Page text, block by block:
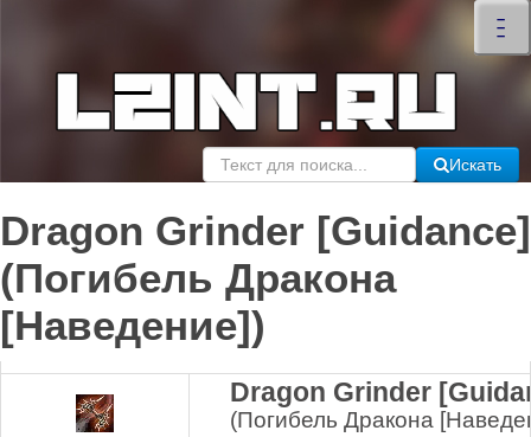
–
–
–
×
Искать
Dragon Grinder [Guidance]
(Погибель Дракона
[Наведение])
Dragon Grinder
(Погибель Дракона